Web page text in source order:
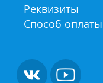
Реквизиты
Способ оплаты